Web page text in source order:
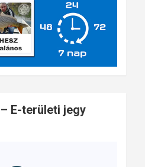
– E-területi jegy